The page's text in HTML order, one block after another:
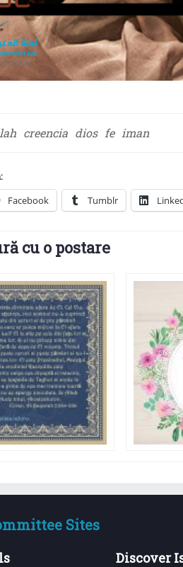
creencia dios fe iman
Facebook Tumblr
cu o postare
Sites
Discover